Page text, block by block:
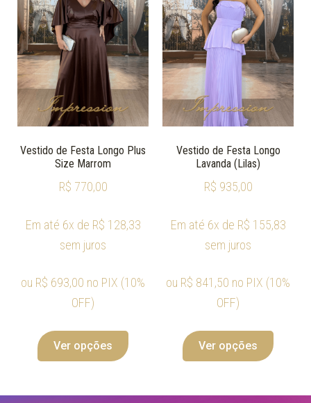
Vestido de Festa Longo Plus
Size Marrom
R$ 770,00
Em até 6x de R$ 128,33
sem juros
ou R$ 693,00 no PIX (10%
OFF)
Ver opções
Vestido de Festa Longo
Lavanda (Lilas)
R$ 935,00
Em até 6x de R$ 155,83
sem juros
ou R$ 841,50 no PIX (10%
OFF)
Ver opções